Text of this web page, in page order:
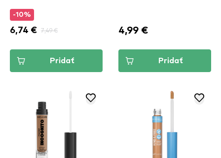
-10%
6,74 € 7,49 €
Pridať
4,99 €
Pridať